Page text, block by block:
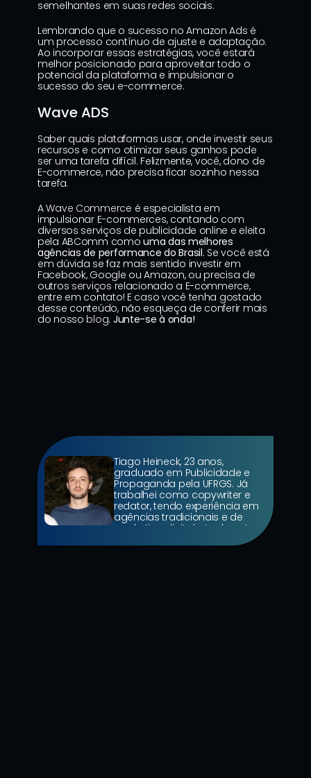
semelhantes em suas redes sociais.
Lembrando que o sucesso no Amazon Ads é
um processo contínuo de ajuste e adaptação.
Ao incorporar essas estratégias, você estará
melhor posicionado para aproveitar todo o
potencial da plataforma e impulsionar o
sucesso do seu e-commerce.
Wave ADS
Saber quais plataformas usar, onde investir seus
recursos e como otimizar seus ganhos pode
ser uma tarefa difícil. Felizmente, você, dono de
E-commerce, não precisa ficar sozinho nessa
tarefa.
A Wave Commerce é especialista em
impulsionar E-commerces, contando com
diversos serviços de publicidade online e eleita
pela ABComm como uma das melhores
agências de performance do Brasil. Se você está
em dúvida se faz mais sentido investir em
Facebook, Google ou Amazon, ou precisa de
outros serviços relacionado a E-commerce,
entre em contato! E caso você tenha gostado
desse conteúdo, não esqueça de conferir mais
do nosso blog. Junte-se à onda!
Tiago Heineck, 23 anos,
graduado em Publicidade e
Propaganda pela UFRGS. Já
trabalhei como copywriter e
redator, tendo experiência em
agências tradicionais e de
marketing digital, atualmente
trabalhando em redação de